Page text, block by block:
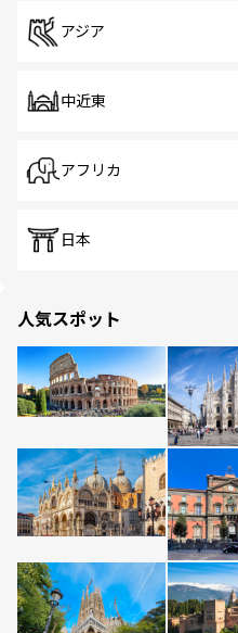
アジア
中近東
アフリカ
日本
人気スポット